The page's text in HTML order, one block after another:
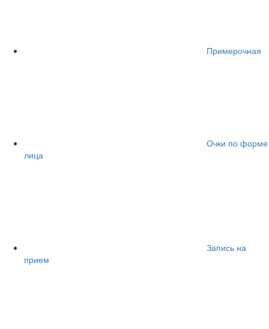
Примерочная
Очки по форме
лица
Запись на
прием